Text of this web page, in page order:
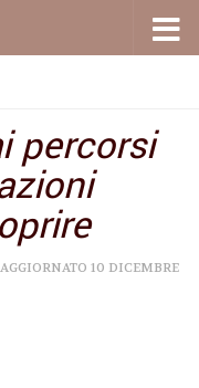
percorsi
AGGIORNATO 10 DICEMBRE